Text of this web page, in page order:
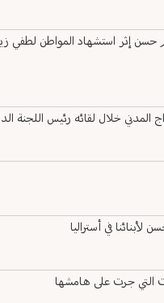
إثر استشهاد المواطن لطفي
خلال لقائه رئيس اللجنة
في أستراليا
التي جرت على هامشها